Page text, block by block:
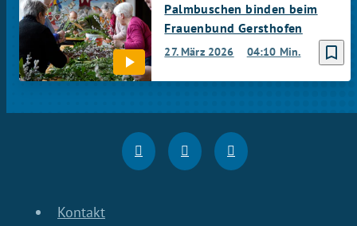
bookmark_border
27. März 2026 04:10 Min.
Palmbuschen binden beim
Frauenbund Gersthofen
Kontakt